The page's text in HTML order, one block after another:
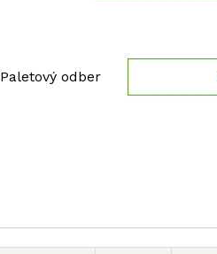
Paletový odber